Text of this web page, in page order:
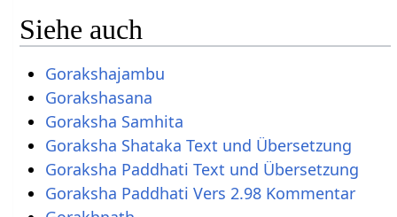
Siehe auch
Gorakshajambu
Gorakshasana
Goraksha Samhita
Goraksha Shataka Text und Übersetzung
Goraksha Paddhati Text und Übersetzung
Goraksha Paddhati Vers 2.98 Kommentar